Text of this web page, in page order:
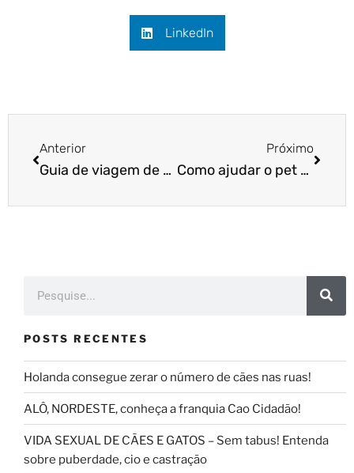
LinkedIn
Anterior
Guia de viagem de avião com o pet
Próximo
Como ajudar o pet a superar o medo de tosa?
POSTS RECENTES
Holanda consegue zerar o número de cães nas ruas!
ALÔ, NORDESTE, conheça a franquia Cao Cidadão!
VIDA SEXUAL DE CÃES E GATOS – Sem tabus! Entenda
sobre puberdade, cio e castração